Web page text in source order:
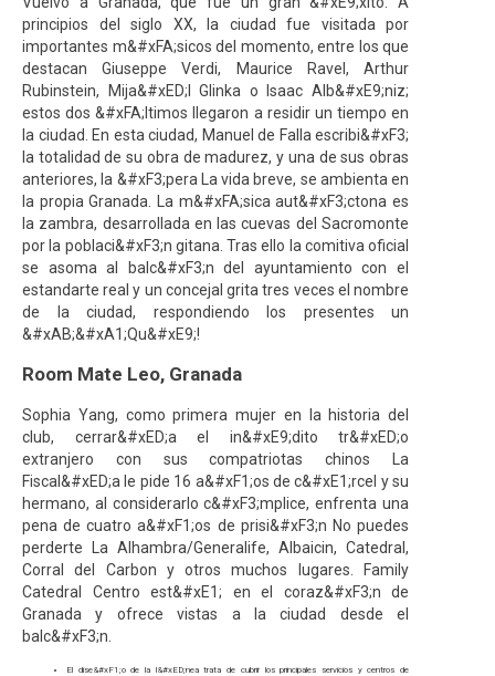
principios del siglo XX, la ciudad fue visitada por
importantes m&#xFA;sicos del momento, entre los que
destacan Giuseppe Verdi, Maurice Ravel, Arthur
Rubinstein, Mija&#xED;l Glinka o Isaac Alb&#xE9;niz;
estos dos &#xFA;ltimos llegaron a residir un tiempo en
la ciudad. En esta ciudad, Manuel de Falla escribi&#xF3;
la totalidad de su obra de madurez, y una de sus obras
anteriores, la &#xF3;pera La vida breve, se ambienta en
la propia Granada. La m&#xFA;sica aut&#xF3;ctona es
la zambra, desarrollada en las cuevas del Sacromonte
por la poblaci&#xF3;n gitana. Tras ello la comitiva oficial
se asoma al balc&#xF3;n del ayuntamiento con el
estandarte real y un concejal grita tres veces el nombre
de la ciudad, respondiendo los presentes un
&#xAB;&#xA1;Qu&#xE9;!
Room Mate Leo, Granada
Sophia Yang, como primera mujer en la historia del
club, cerrar&#xED;a el in&#xE9;dito tr&#xED;o
extranjero con sus compatriotas chinos La
Fiscal&#xED;a le pide 16 a&#xF1;os de c&#xE1;rcel y su
hermano, al considerarlo c&#xF3;mplice, enfrenta una
pena de cuatro a&#xF1;os de prisi&#xF3;n No puedes
perderte La Alhambra/Generalife, Albaicin, Catedral,
Corral del Carbon y otros muchos lugares. Family
Catedral Centro est&#xE1; en el coraz&#xF3;n de
Granada y ofrece vistas a la ciudad desde el
balc&#xF3;n.
El dise&#xF1;o de la l&#xED;nea trata de cubrir los principales servicios y centros de